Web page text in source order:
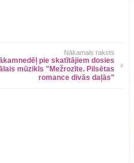
Nākamais raksts
pie skatītājiem dosies
mūzikls "Mežrozīte. Pilsētas
romance divās daļās"